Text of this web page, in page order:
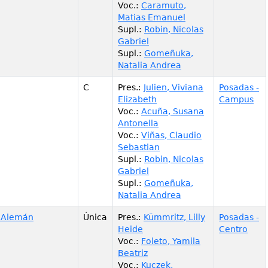
Voc.: Caramuto,
Matias Emanuel
Supl.: Robin, Nicolas
Gabriel
Supl.: Gomeñuka,
Natalia Andrea
C Pres.: Julien, Viviana
Elizabeth
Voc.: Acuña, Susana
Antonella
Voc.: Viñas, Claudio
Sebastian
Supl.: Robin, Nicolas
Gabriel
Supl.: Gomeñuka,
Natalia Andrea
Posadas -
Campus
Única Pres.: Kümmritz, Lilly
Heide
Voc.: Foleto, Yamila
Beatriz
Voc.: Kuczek,
Posadas -
Centro